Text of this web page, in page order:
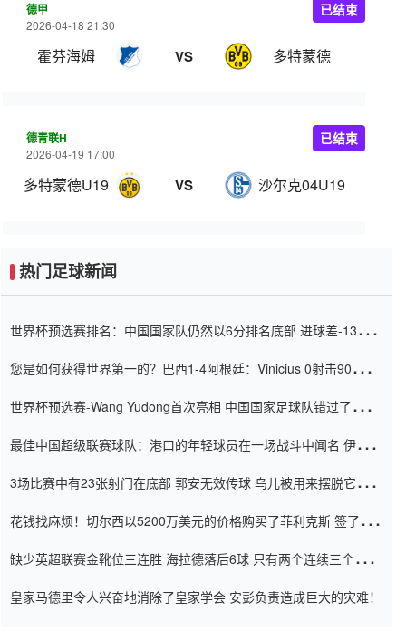
德甲
2026-04-18 21:30
霍芬海姆 VS 多特蒙德
已结束
德青联H
2026-04-19 17:00
多特蒙德U19 VS 沙尔克04U19
已结束
热门足球新闻
世界杯预选赛排名：中国国家队仍然以6分排名底部 进球差-13令人
您是如何获得世界第一的？巴西1-4阿根廷：Vinicius 0射击90分钟
世界杯预选赛-Wang Yudong首次亮相 中国国家足球队错过了世界
最佳中国超级联赛球队：港口的年轻球员在一场战斗中闻名 伊万放
3场比赛中有23张射门在底部 郭安无效传球 鸟儿被用来摆脱它
花钱找麻烦！切尔西以5200万美元的价格购买了菲利克斯 签了7年
缺少英超联赛金靴位三连胜 海拉德落后6球 只有两个连续三个连续
皇家马德里令人兴奋地消除了皇家学会 安彭负责造成巨大的灾难！